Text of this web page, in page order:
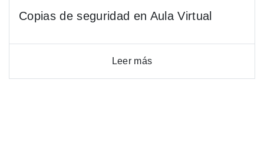
Copias de seguridad en Aula Virtual
Leer más